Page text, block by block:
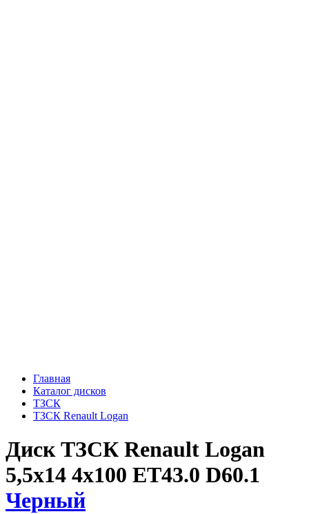
Главная
Каталог дисков
ТЗСК
ТЗСК Renault Logan
Диск ТЗСК Renault Logan
5,5x14 4x100 ET43.0 D60.1
Черный